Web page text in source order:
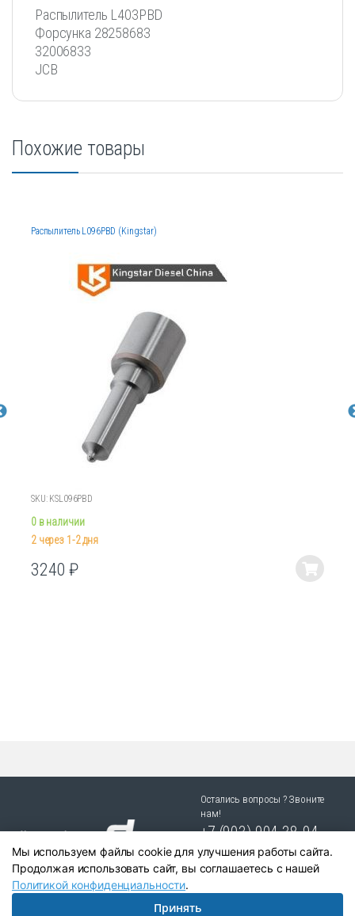
Распылитель L403PBD
Форсунка 28258683
32006833
JCB
Похожие товары
Распылитель L096PBD (Kingstar)
SKU: KSL096PBD
0 в наличии
2 через 1-2 дня
3240₽
Этот
Остались вопросы ? Звоните
нам!
+7 (903) 904 38-94
г. Новосибирск, ул. Степная
25/1 к.1
Мы используем файлы cookie для улучшения работы сайта.
Продолжая использовать сайт, вы соглашаетесь с нашей
Политикой конфиденциальности.
Принять